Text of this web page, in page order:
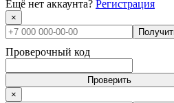
Ещё нет аккаунта? Регистрация
×
Проверочный код
Проверить
×